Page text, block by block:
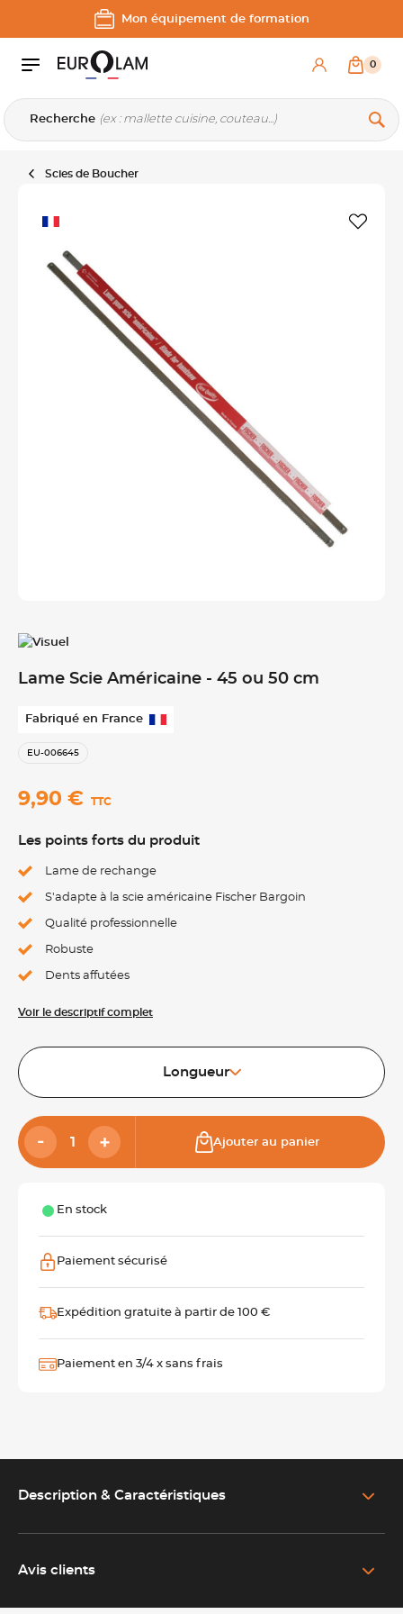
Aller au contenu
Aller à la navigation principale
Mon équipement de formation
Recherche
0
Scies de Boucher
Lame Scie Américaine - 45 ou 50 cm
Fabriqué en France
EU-006645
9,90 € TTC
Les points forts du produit
Lame de rechange
S'adapte à la scie américaine Fischer Bargoin
Qualité professionnelle
Robuste
Dents affutées
Voir le descriptif complet
Longueur
Ajouter au panier
En stock
Paiement sécurisé
Expédition gratuite à partir de 100 €
Paiement en 3/4 x sans frais
Description & Caractéristiques
de rechange, conçue spécialement pours’adapter à la scie
Avis clients